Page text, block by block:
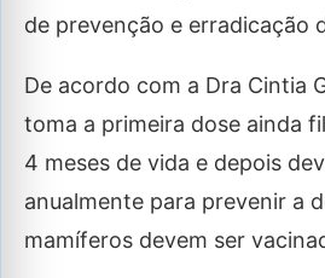
de prevenção e erradicação
De acordo com a Dra Cintia
toma a primeira dose ainda
4 meses de vida e depois
anualmente para prevenir a
mamíferos devem ser